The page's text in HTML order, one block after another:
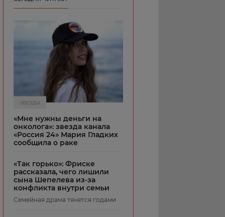
ЗВЕЗДЫ
«Мне нужны деньги на
онколога»: звезда канала
«Россия 24» Мария Гладких
сообщила о раке
«Так горько»: Фриске
рассказала, чего лишили
сына Шепелева из-за
конфликта внутри семьи
Семейная драма тянется годами